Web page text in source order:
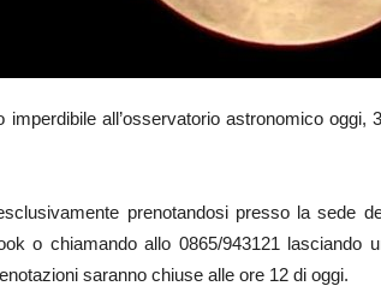
imperdibile all’osservatorio astronomico oggi,
prenotandosi presso la sede
o chiamando allo 0865/943121 lasciando
saranno chiuse alle ore 12 di oggi.